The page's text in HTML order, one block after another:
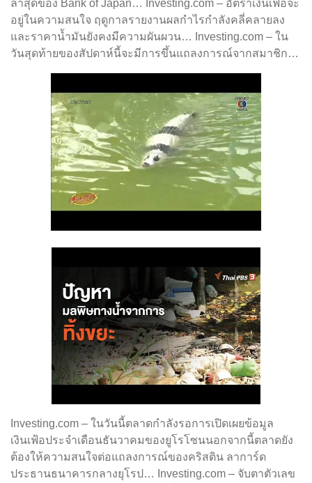
ล่าสุดของ Bank of Japan… Investing.com – อัตราเงินเฟ้อจะ
อยู่ในความสนใจ ฤดูกาลรายงานผลกำไรกำลังคลี่คลายลง
และราคาน้ำมันยังคงมีความผันผวน… Investing.com – ใน
วันสุดท้ายของสัปดาห์นี้จะมีการขึ้นแถลงการณ์จากสมาชิก…
Investing.com – ในวันนี้ตลาดกำลังรอการเปิดเผยข้อมูล
เงินเฟ้อประจำเดือนธันวาคมของยูโรโซนนอกจากนี้ตลาดยัง
ต้องให้ความสนใจต่อแถลงการณ์ของคริสติน ลาการ์ด
ประธานธนาคารกลางยุโรป… Investing.com – จับตาตัวเลข